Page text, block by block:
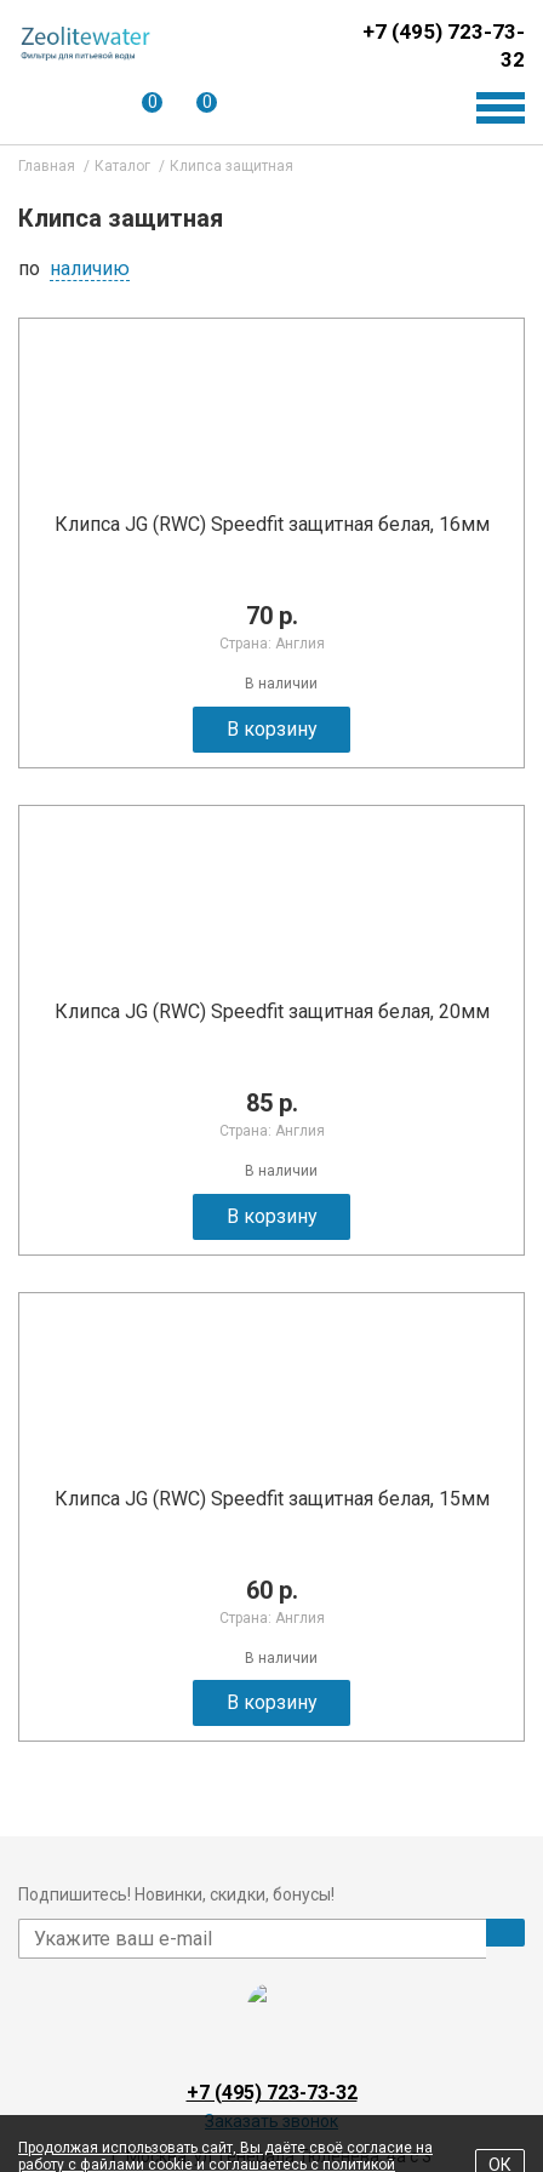
+7 (495) 723-73-
32
0 0
Главная Каталог Клипса защитная
Клипса защитная
по наличию
Клипса JG (RWC) Speedfit защитная белая, 16мм
70 р.
Страна: Англия
В наличии
В корзину
Клипса JG (RWC) Speedfit защитная белая, 20мм
85 р.
Страна: Англия
В наличии
В корзину
Клипса JG (RWC) Speedfit защитная белая, 15мм
60 р.
Страна: Англия
В наличии
В корзину
Подпишитесь! Новинки, скидки, бонусы!
+7 (495) 723-73-32
Заказать звонок
г. Москва, ул. Генерала Тюленева, 4а с 3
Продолжая использовать сайт, Вы даёте своё согласие на
работу с файлами cookie и соглашаетесь с политикой
ОК